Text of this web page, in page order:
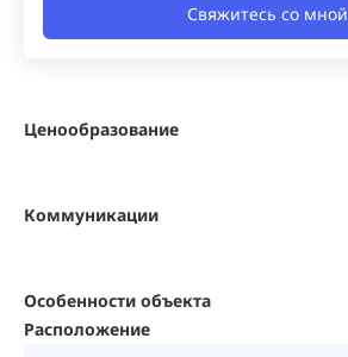
Ценообразование
Коммуникации
Особенности объекта
Свяжитесь со мной
Расположение